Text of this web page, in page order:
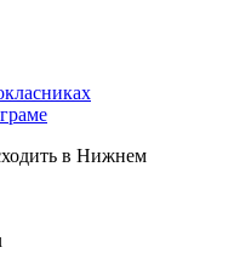
в Нижнем